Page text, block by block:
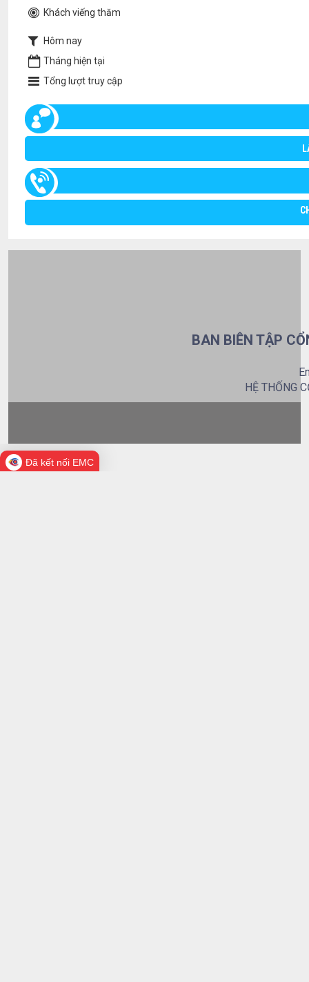
Khách viếng thăm
Hôm nay
Tháng hiện tại
Tổng lượt truy cập
BAN BIÊN TẬP
HỆ THỐNG
Đã kết nối EMC